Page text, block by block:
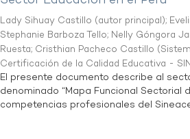
Lady Sihuay Castillo (autor principal);
Stephanie Barboza Tello; Nelly Góngora
Ruesta; Cristhian Pacheco Castillo (
Certificación de la Calidad Educativa -
El presente documento describe al
denominado “Mapa Funcional Sectorial
competencias profesionales del Sineace.